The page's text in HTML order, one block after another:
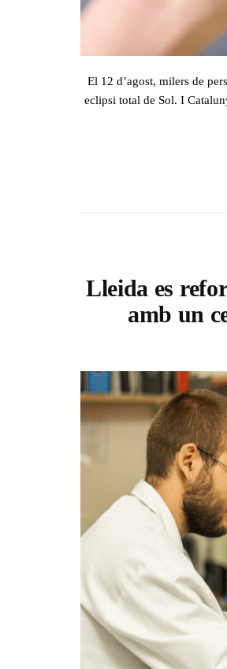
El 12 d’agost, milers de
eclipsi total de Sol. I
Lleida es
amb un